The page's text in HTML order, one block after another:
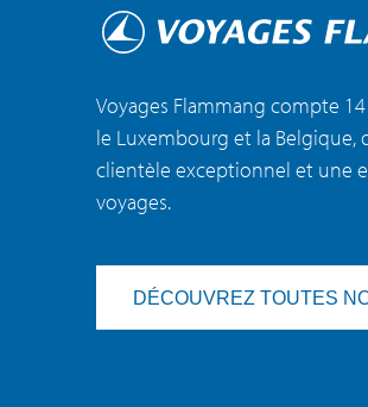
Voyages Flammang compte
le Luxembourg et la Belgique,
clientèle exceptionnel et une
voyages.
DÉCOUVREZ TOUTES